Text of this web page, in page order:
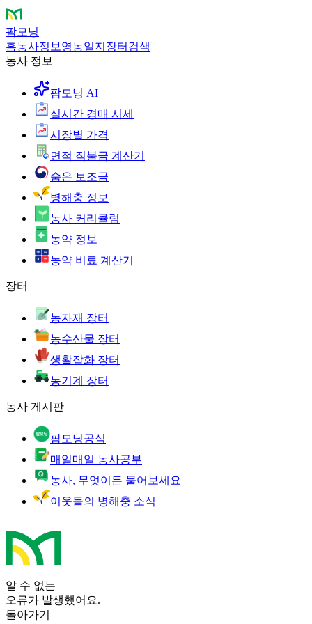
팜모닝
홈농사정보 영농일지 장터 검색
농사 정보
팜모닝 AI
실시간 경매 시세
시장별 가격
면적 직불금 계산기
숨은 보조금
병해충 정보
농사 커리큘럼
농약 정보
농약 비료 계산기
장터
농자재 장터
농수산물 장터
생활잡화 장터
농기계 장터
농사 게시판
팜모닝공식
매일매일 농사공부
농사, 무엇이든 물어보세요
이웃들의 병해충 소식
알 수 없는
오류가 발생했어요.
돌아가기